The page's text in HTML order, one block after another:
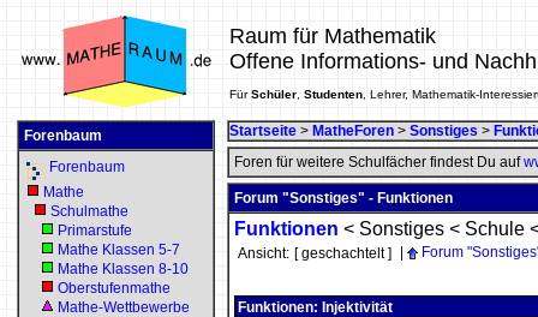
Raum für Mathematik
Offene Informations- und
FürSchüler Studenten , Lehrer, Mathematik-
Forenbaum
Forenbaum
Mathe
Schulmathe
Primarstufe
Mathe Klassen 5-7
Mathe Klassen 8-10
Oberstufenmathe
Mathe-Wettbewerbe
Startseite > MatheForen > Sonstiges >
Foren für weitere Schulfächer findest Du auf
Forum "Sonstiges" - Funktionen
Funktionen < Sonstiges < Schule
Ansicht: [ geschachtelt ] Forum
Funktionen: Injektivität